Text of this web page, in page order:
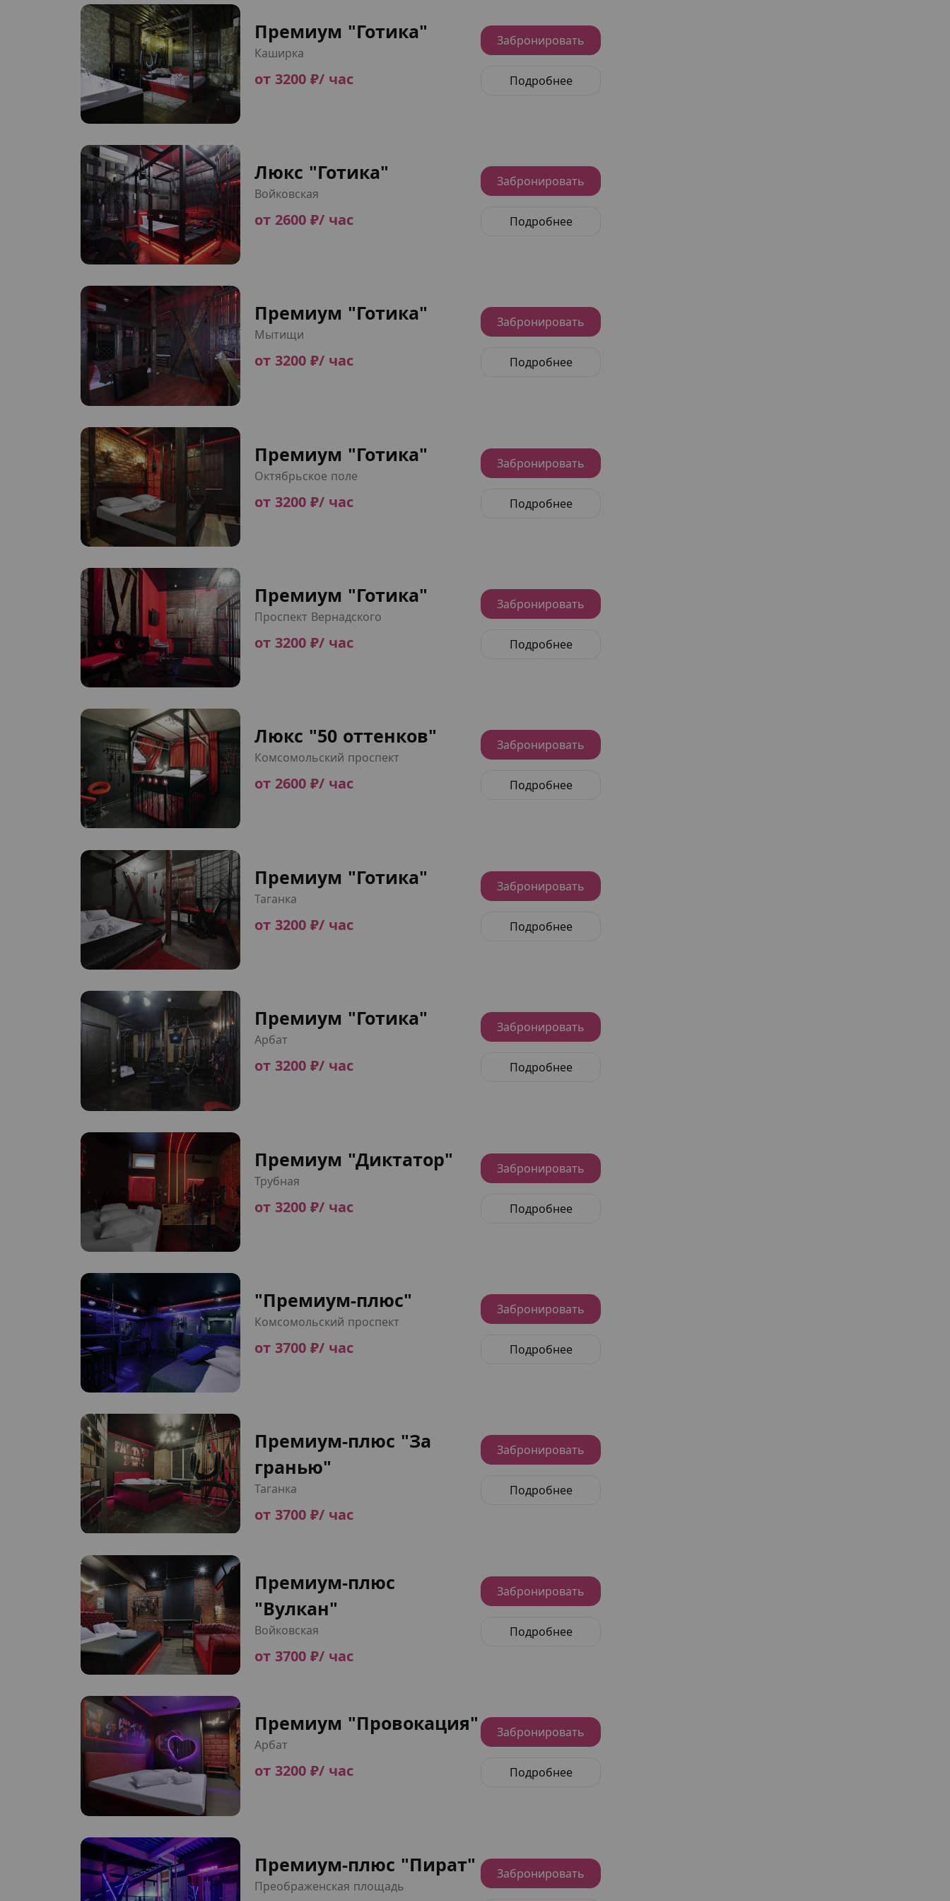
Премиум "Готика"
Каширка
от 3200 ₽/ час
Забронировать
Подробнее
Люкс "Готика"
Войковская
от 2600 ₽/ час
Забронировать
Подробнее
Премиум "Готика"
Мытищи
от 3200 ₽/ час
Забронировать
Подробнее
Премиум "Готика"
Октябрьское поле
от 3200 ₽/ час
Забронировать
Подробнее
Премиум "Готика"
Проспект Вернадского
от 3200 ₽/ час
Забронировать
Подробнее
Люкс "50 оттенков"
Комсомольский проспект
от 2600 ₽/ час
Забронировать
Подробнее
Премиум "Готика"
Таганка
от 3200 ₽/ час
Забронировать
Подробнее
Премиум "Готика"
Арбат
от 3200 ₽/ час
Забронировать
Подробнее
Премиум "Диктатор"
Трубная
от 3200 ₽/ час
Забронировать
Подробнее
"Премиум-плюс"
Комсомольский проспект
от 3700 ₽/ час
Забронировать
Подробнее
Премиум-плюс "За
гранью"
Таганка
от 3700 ₽/ час
Забронировать
Подробнее
Премиум-плюс
"Вулкан"
Войковская
от 3700 ₽/ час
Забронировать
Подробнее
Премиум "Провокация"
Арбат
от 3200 ₽/ час
Забронировать
Подробнее
Премиум-плюс "Пират"
Преображенская площадь
Забронировать